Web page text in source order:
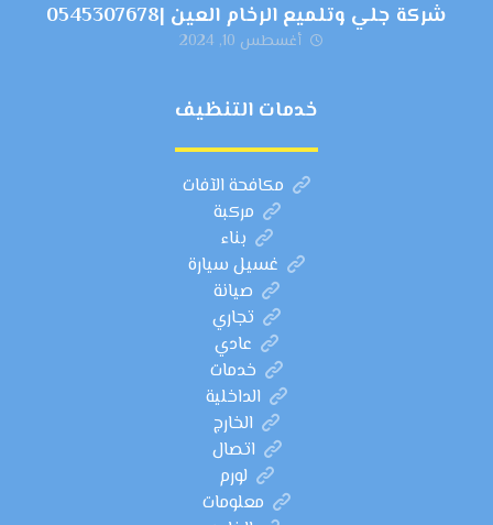
شركة جلي وتلميع الرخام العين |0545307678
أغسطس 10, 2024
خدمات التنظيف
مكافحة الآفات
مركبة
بناء
غسيل سيارة
صيانة
تجاري
عادي
خدمات
الداخلية
الخارج
اتصال
لورم
معلومات